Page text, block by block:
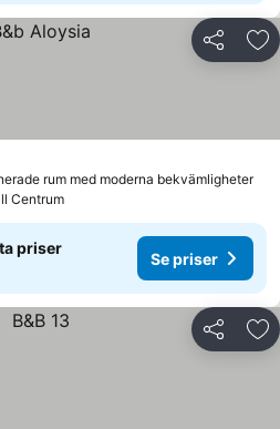
Dela
rum med moderna bekvämligheterSe
Centrum
priser
Se priser
Dela